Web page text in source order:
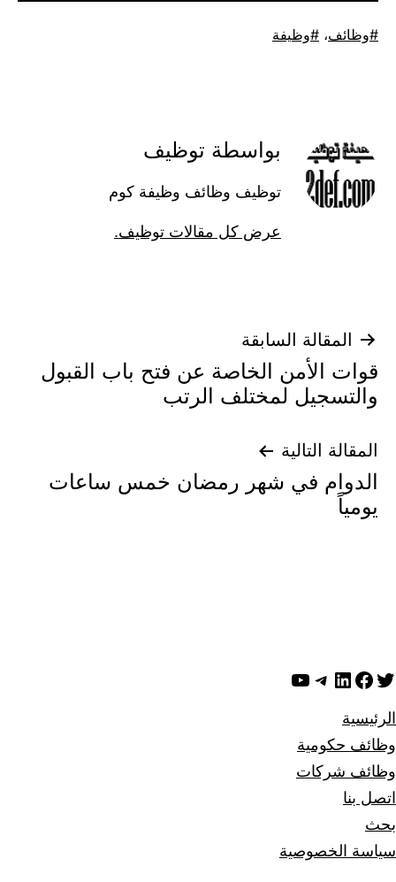
وظيفة
بواسطة توظيف
توظيف وظائف وظيفة كوم
عرض كل مقالات توظيف.
السابقة
الخاصة عن فتح باب القبول
لمختلف الرتب
في شهر رمضان خمس ساعات
يوتيوب